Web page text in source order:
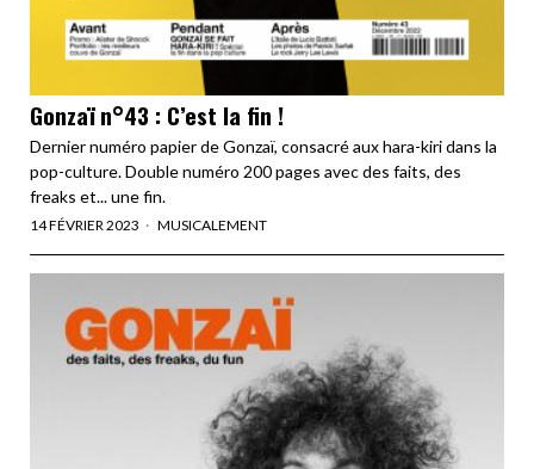
Gonzaï n°43 : C’est la fin !
Dernier numéro papier de Gonzaï, consacré aux hara-kiri dans la
pop-culture. Double numéro 200 pages avec des faits, des
freaks et... une fin.
14 FÉVRIER 2023 MUSICALEMENT